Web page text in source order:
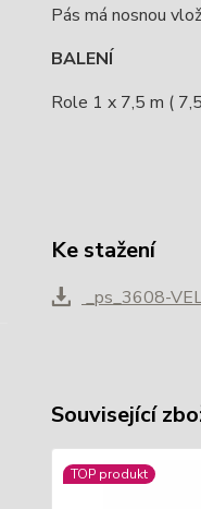
Pás má nosnou
BALENÍ
Role 1 x 7,5 m (
Ke stažení
_ps_3608-
Související
TOP produkt